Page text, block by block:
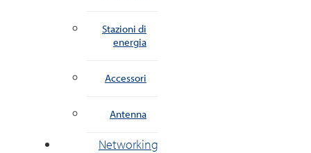
Stazioni di
energia
Accessori
Antenna
Networking